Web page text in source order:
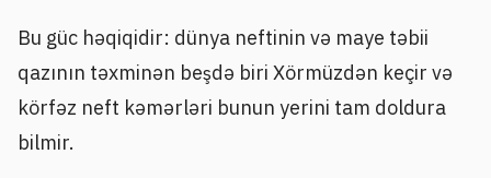
Bu güc həqiqidir: dünya neftinin və maye təbii
qazının təxminən beşdə biri Xörmüzdən keçir və
körfəz neft kəmərləri bunun yerini tam doldura
bilmir.